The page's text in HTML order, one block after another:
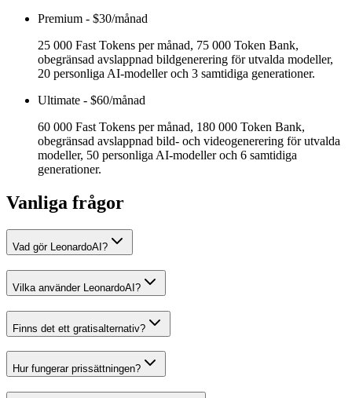
Premium - $30/månad
25 000 Fast Tokens per månad, 75 000 Token Bank,
obegränsad avslappnad bildgenerering för utvalda modeller,
20 personliga AI-modeller och 3 samtidiga generationer.
Ultimate - $60/månad
60 000 Fast Tokens per månad, 180 000 Token Bank,
obegränsad avslappnad bild- och videogenerering för utvalda
modeller, 50 personliga AI-modeller och 6 samtidiga
generationer.
Vanliga frågor
Vad gör LeonardoAI?
Vilka använder LeonardoAI?
Finns det ett gratisalternativ?
Hur fungerar prissättningen?